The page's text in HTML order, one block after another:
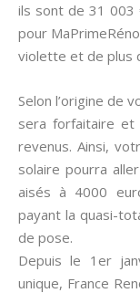
ils sont de 31 003
pour
violette et de plus
Selon l’origine de
sera forfaitaire
revenus. Ainsi,
solaire pourra
aisés à 4000
payant la quasi-
de pose.
Depuis le 1er
unique, France